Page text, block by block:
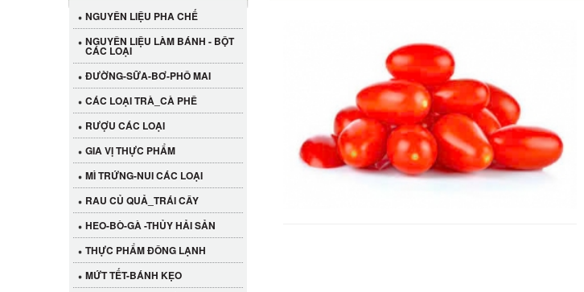
NGUYÊN LIỆU PHA CHẾ
NGUYÊN LIỆU LÀM BÁNH - BỘT
CÁC LOẠI
ĐƯỜNG-SỮA-BƠ-PHÔ MAI
CÁC LOẠI TRÀ_CÀ PHÊ
RƯỢU CÁC LOẠI
GIA VỊ THỰC PHẨM
MÌ TRỨNG-NUI CÁC LOẠI
RAU CỦ QUẢ_TRÁI CÂY
HEO-BÒ-GÀ -THỦY HẢI SẢN
THỰC PHẨM ĐÔNG LẠNH
MỨT TẾT-BÁNH KẸO